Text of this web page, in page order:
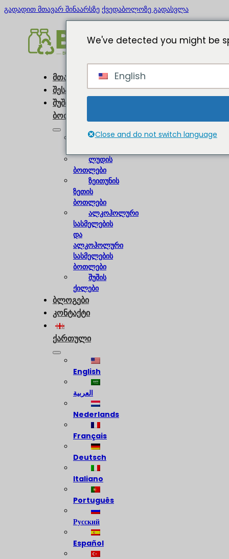
გადადით მთავარ შინაარსზე ქვედაბოლოზე გადასვლა
მთავარი
შესახებ
შუშის
ბოთლები
ღვინის
ლუდის
ბოთლები
ზეითუნის
ზეთის
ბოთლები
ალკოჰოლური
სასმელების
და
ალკოჰოლური
სასმელების
ბოთლები
შუშის
ქილები
ბლოგები
კონტაქტი
ქართული
English
العربية
Nederlands
Français
Deutsch
Italiano
Português
Русский
Español
We've detected you might be
English
Close and do not switch language